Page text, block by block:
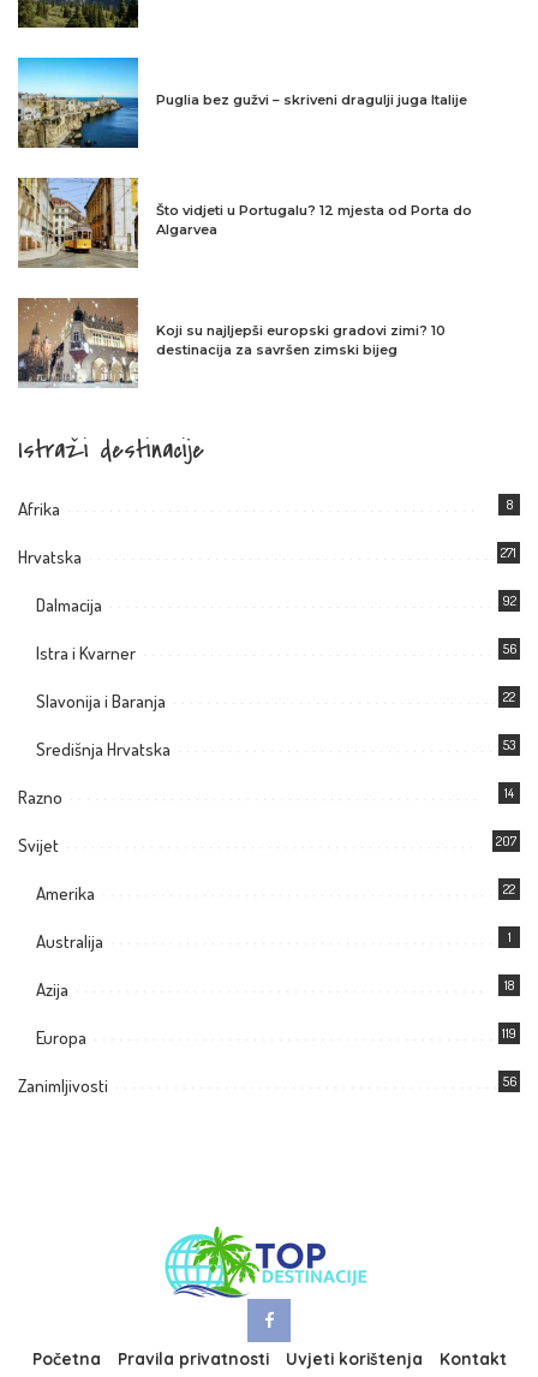
Puglia bez gužvi – skriveni dragulji juga Italije
Što vidjeti u Portugalu? 12 mjesta od Porta do
Algarvea
Koji su najljepši europski gradovi zimi? 10
destinacija za savršen zimski bijeg
Istraži destinacije
Afrika 8
Hrvatska 271
Dalmacija 92
Istra i Kvarner 56
Slavonija i Baranja 22
Središnja Hrvatska 53
Razno 14
Svijet 207
Amerika 22
Australija 1
Azija 18
Europa 119
Zanimljivosti 56
Početna Pravila privatnosti Uvjeti korištenja Kontakt